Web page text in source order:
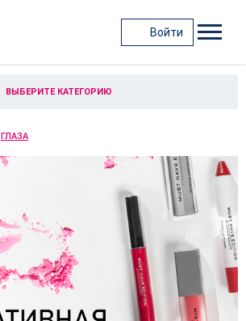
Войти
ВЫБЕРИТЕ КАТЕГОРИЮ
ГЛАЗА